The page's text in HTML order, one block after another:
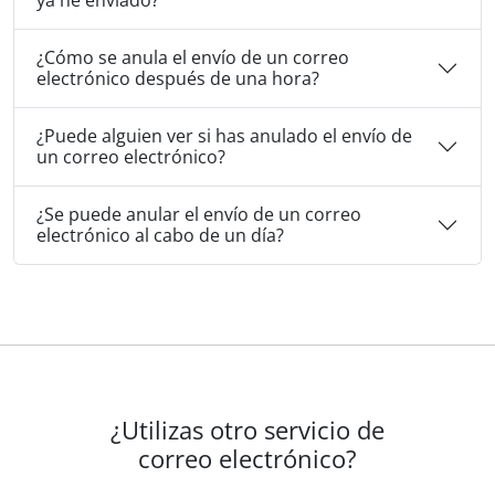
¿Cómo se anula el envío de un correo
electrónico después de una hora?
¿Puede alguien ver si has anulado el envío de
un correo electrónico?
¿Se puede anular el envío de un correo
electrónico al cabo de un día?
¿Utilizas otro servicio de
correo electrónico?